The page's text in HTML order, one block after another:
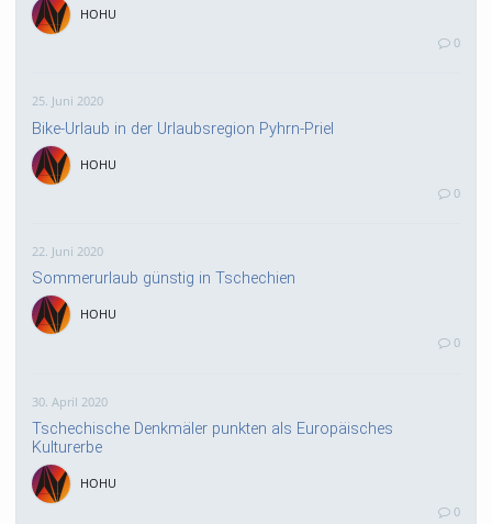
HOHU
0
25. Juni 2020
Bike-Urlaub in der Urlaubsregion Pyhrn-Priel
HOHU
0
22. Juni 2020
Sommerurlaub günstig in Tschechien
HOHU
0
30. April 2020
Tschechische Denkmäler punkten als Europäisches
Kulturerbe
HOHU
0